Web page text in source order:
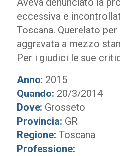
Aveva denunciato la
eccessiva e
Toscana. Querelato
aggravata a mezzo
Per i giudici le sue
Anno: 2015
Quando: 20/3/2014
Dove: Grosseto
Provincia: GR
Regione: Toscana
Professione: